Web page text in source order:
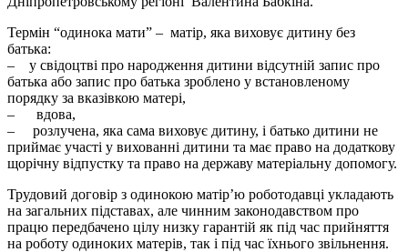
Термін “одинока мати” – матір, яка виховує дитину без
батька:
– у свідоцтві про народження дитини відсутній запис про
батька або запис про батька зроблено у встановленому
порядку за вказівкою матері,
– вдова,
– розлучена, яка сама виховує дитину, і батько дитини не
приймає участі у вихованні дитини та має право на додаткову
щорічну відпустку та право на державу матеріальну допомогу.
Трудовий договір з одинокою матір’ю роботодавці укладають
на загальних підставах, але чинним законодавством про
працю передбачено цілу низку гарантій як під час прийняття
на роботу одиноких матерів, так i під час їхнього звільнення.